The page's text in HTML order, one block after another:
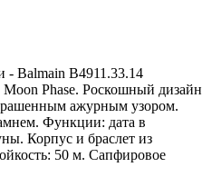
Balmain B4911.33.14
Phase. Роскошный дизайн
ажурным узором.
Функции: дата в
Корпус и браслет из
50 м. Сапфировое